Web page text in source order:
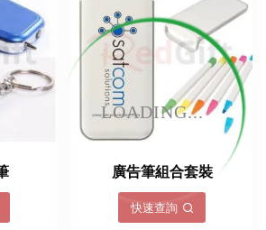
LOADING...
廣告筆組合套裝
快速查詢